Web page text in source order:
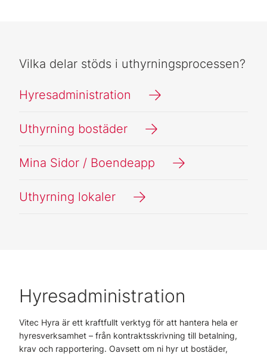
Vilka delar stöds i uthyrningsprocessen?
Hyresadministration
Uthyrning bostäder
Mina Sidor / Boendeapp
Uthyrning lokaler
Hyresadministration
Vitec Hyra är ett kraftfullt verktyg för att hantera hela er
hyresverksamhet – från kontraktsskrivning till betalning,
krav och rapportering. Oavsett om ni hyr ut bostäder,